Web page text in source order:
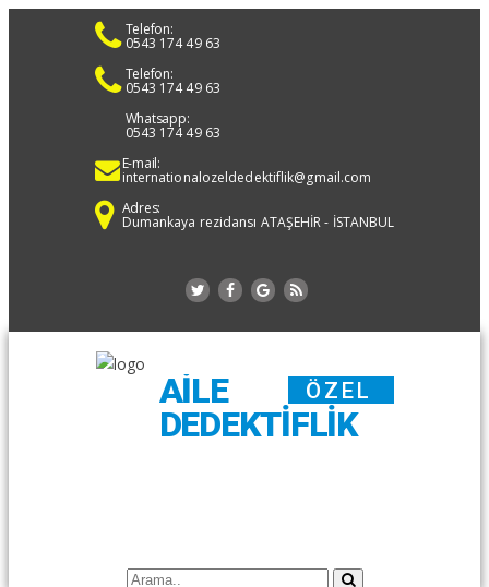
Telefon:
0543 174 49 63
Telefon:
0543 174 49 63
Whatsapp:
0543 174 49 63
E-mail:
internationalozeldedektiflik@gmail.com
Adres:
Dumankaya rezidansı ATAŞEHİR - İSTANBUL
AILE ÖZEL
DEDEKTIFLIK